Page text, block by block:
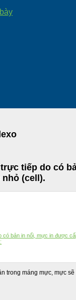
tiếp do có
(cell).
bản in nổi, mực in được
trong máng mực, mực